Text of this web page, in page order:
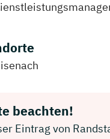
beachten!
Eintrag von